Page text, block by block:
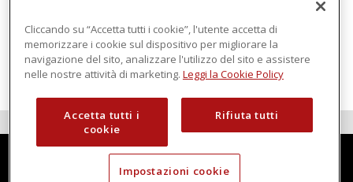
intelligenza in cloud
Cliccando su “Accetta tutti i cookie”, l'utente accetta di
memorizzare i cookie sul dispositivo per migliorare la
navigazione del sito, analizzare l'utilizzo del sito e assistere
nelle nostre attività di marketing. Leggi la Cookie Policy
Accetta tutti i
cookie
Rifiuta tutti
Impostazioni cookie